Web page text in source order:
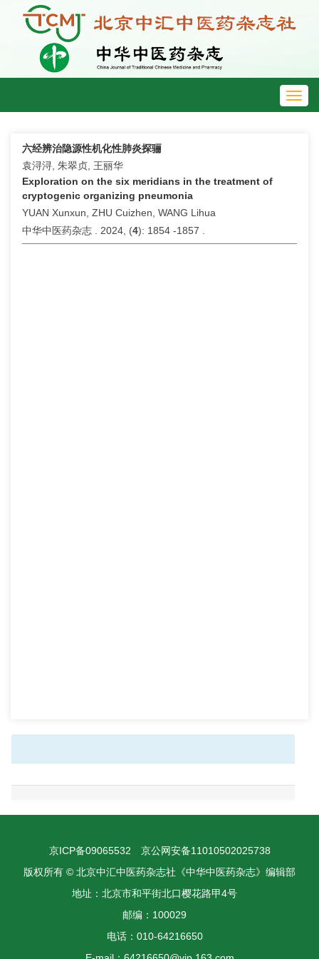
六经辨治隐源性机化性肺炎探骊
袁浔浔, 朱翠贞, 王丽华
Exploration on the six meridians in the treatment of
cryptogenic organizing pneumonia
YUAN Xunxun, ZHU Cuizhen, WANG Lihua
中华中医药杂志 . 2024, (4): 1854 -1857 .
京ICP备09065532 京公网安备11010502025738
版权所有 © 北京中汇中医药杂志社《中华中医药杂志》编辑部
地址：北京市和平街北口樱花路甲4号
邮编：100029
电话：010-64216650